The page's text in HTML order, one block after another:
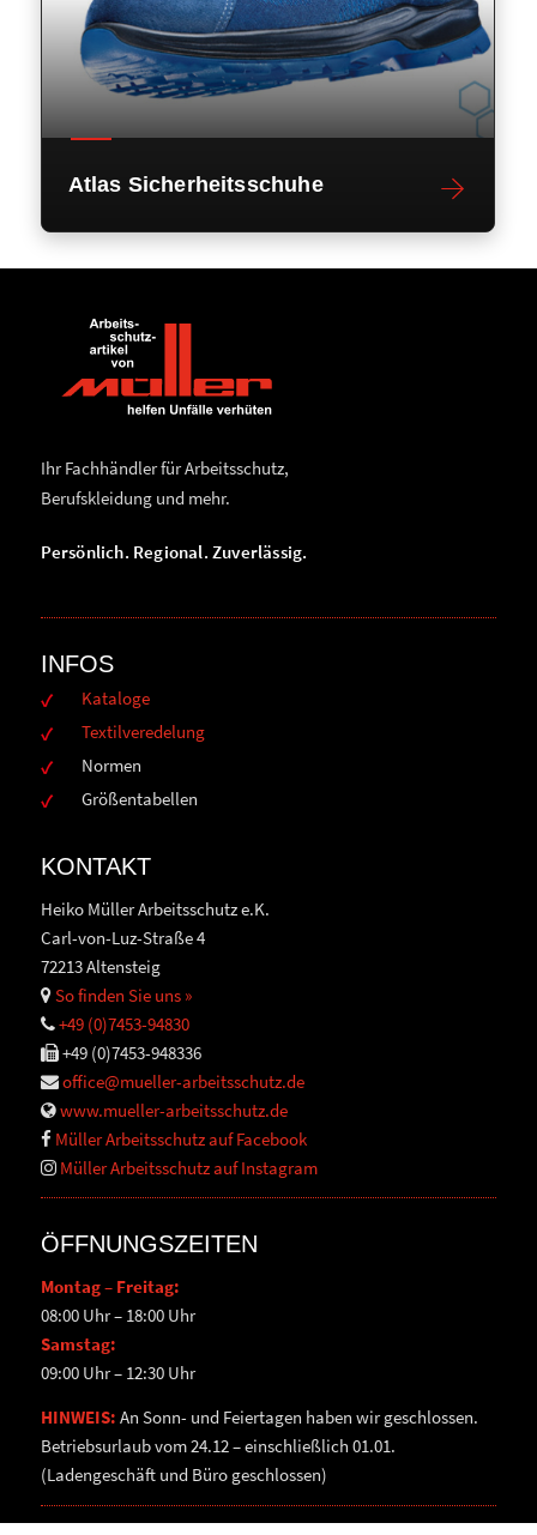
Atlas Sicherheitsschuhe
Ihr Fachhändler für Arbeitsschutz,
Berufskleidung und mehr.
Persönlich. Regional. Zuverlässig.
INFOS
Kataloge
Textilveredelung
Normen
Größentabellen
KONTAKT
Heiko Müller Arbeitsschutz e.K.
Carl-von-Luz-Straße 4
72213 Altensteig
So finden Sie uns »
+49 (0)7453-94830
+49 (0)7453-948336
office@mueller-arbeitsschutz.de
www.mueller-arbeitsschutz.de
Müller Arbeitsschutz auf Facebook
Müller Arbeitsschutz auf Instagram
ÖFFNUNGSZEITEN
Montag – Freitag:
08:00 Uhr – 18:00 Uhr
Samstag:
09:00 Uhr – 12:30 Uhr
HINWEIS: An Sonn- und Feiertagen haben wir geschlossen.
Betriebsurlaub vom 24.12 – einschließlich 01.01.
(Ladengeschäft und Büro geschlossen)